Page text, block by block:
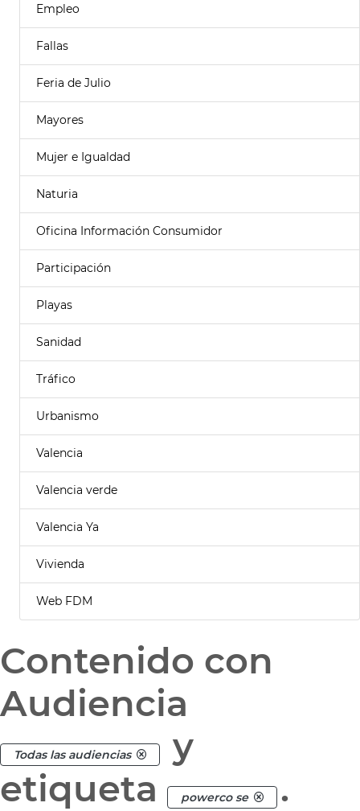
Empleo
Fallas
Feria de Julio
Mayores
Mujer e Igualdad
Naturia
Oficina Información Consumidor
Participación
Playas
Sanidad
Tráfico
Urbanismo
Valencia
Valencia verde
Valencia Ya
Vivienda
Web FDM
Contenido con
Audiencia
Todas las audiencias
y
etiqueta
powerco se .